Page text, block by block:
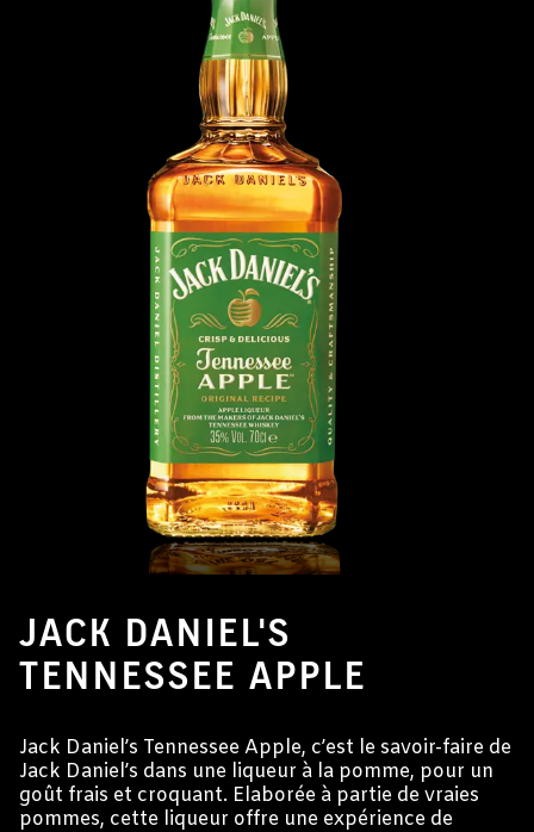
JACK DANIEL'S
TENNESSEE APPLE
Jack Daniel’s Tennessee Apple, c’est le savoir-faire de
Jack Daniel’s dans une liqueur à la pomme, pour un
goût frais et croquant. Elaborée à partie de vraies
pommes, cette liqueur offre une expérience de